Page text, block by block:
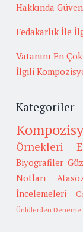
Hakkında
Fedakarlık İle
Vatanını En
İlgili
Kategoriler
Örnekleri
Biyografiler
Notları
İncelemeleri
Ünlülerden Deneme